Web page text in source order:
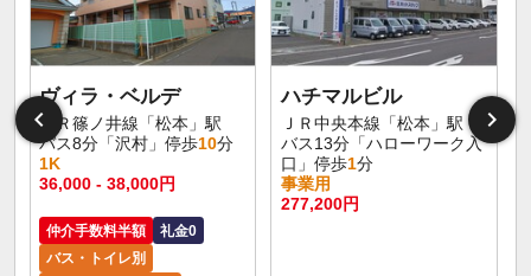
ヴィラ・ベルデ
ＪＲ篠ノ井線「松本」駅
バス8分「沢村」停歩10分
1K
36,000 - 38,000円
仲介手数料半額
礼金0
バス・トイレ別
ハチマルビル
ＪＲ中央本線「松本」駅
バス13分「ハローワーク入
口」停歩1分
事業用
277,200円